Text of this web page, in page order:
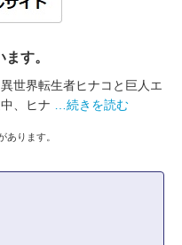
す。
世界転生者ヒナコと巨人エ
、ヒナ
…続きを読む
ります。